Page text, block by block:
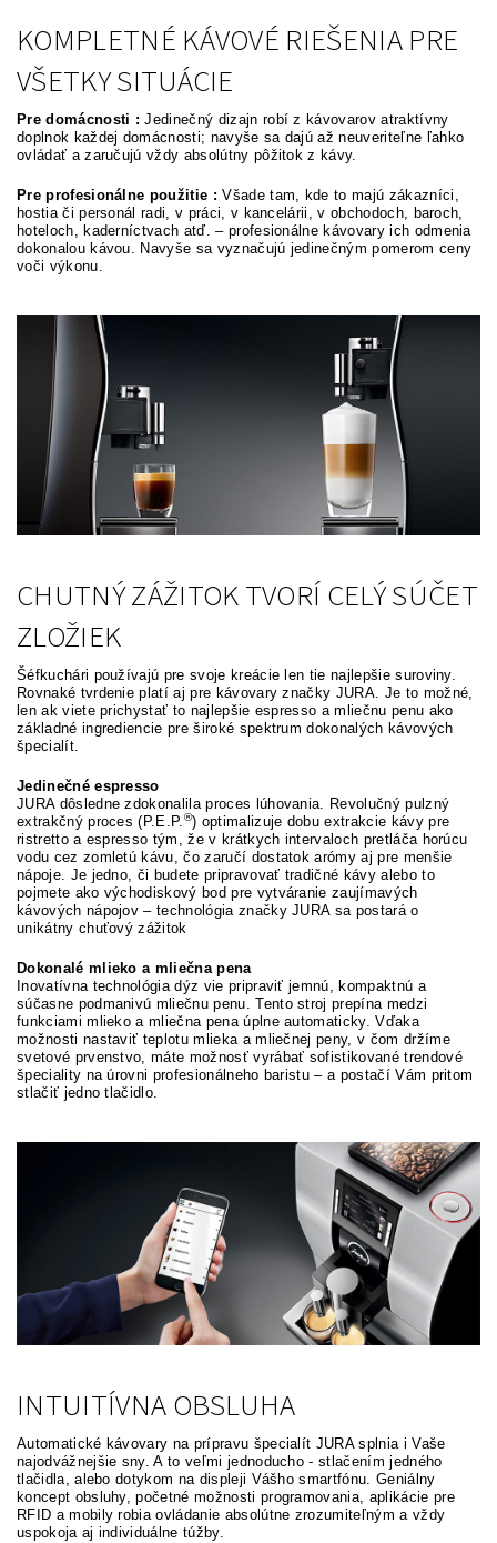
KOMPLETNÉ KÁVOVÉ RIEŠENIA PRE
VŠETKY SITUÁCIE
Pre domácnosti : Jedinečný dizajn robí z kávovarov atraktívny
doplnok každej domácnosti; navyše sa dajú až neuveriteľne ľahko
ovládať a zaručujú vždy absolútny pôžitok z kávy.
Pre profesionálne použitie : Všade tam, kde to majú zákazníci,
hostia či personál radi, v práci, v kancelárii, v obchodoch, baroch,
hoteloch, kaderníctvach atď. – profesionálne kávovary ich odmenia
dokonalou kávou. Navyše sa vyznačujú jedinečným pomerom ceny
voči výkonu.
CHUTNÝ ZÁŽITOK TVORÍ CELÝ SÚČET
ZLOŽIEK
Šéfkuchári používajú pre svoje kreácie len tie najlepšie suroviny.
Rovnaké tvrdenie platí aj pre kávovary značky JURA. Je to možné,
len ak viete prichystať to najlepšie espresso a mliečnu penu ako
základné ingrediencie pre široké spektrum dokonalých kávových
špecialít.
Jedinečné espresso
JURA dôsledne zdokonalila proces lúhovania. Revolučný pulzný
extrakčný proces (P.E.P. ®) optimalizuje dobu extrakcie kávy pre
ristretto a espresso tým, že v krátkych intervaloch pretláča horúcu
vodu cez zomletú kávu, čo zaručí dostatok arómy aj pre menšie
nápoje. Je jedno, či budete pripravovať tradičné kávy alebo to
pojmete ako východiskový bod pre vytváranie zaujímavých
kávových nápojov – technológia značky JURA sa postará o
unikátny chuťový zážitok
Dokonalé mlieko a mliečna pena
Inovatívna technológia dýz vie pripraviť jemnú, kompaktnú a
súčasne podmanivú mliečnu penu. Tento stroj prepína medzi
funkciami mlieko a mliečna pena úplne automaticky. Vďaka
možnosti nastaviť teplotu mlieka a mliečnej peny, v čom držíme
svetové prvenstvo, máte možnosť vyrábať sofistikované trendové
špeciality na úrovni profesionálneho baristu – a postačí Vám pritom
stlačiť jedno tlačidlo.
INTUITÍVNA OBSLUHA
Automatické kávovary na prípravu špecialít JURA splnia i Vaše
najodvážnejšie sny. A to veľmi jednoducho - stlačením jedného
tlačidla, alebo dotykom na displeji Vášho smartfónu. Geniálny
koncept obsluhy, početné možnosti programovania, aplikácie pre
RFID a mobily robia ovládanie absolútne zrozumiteľným a vždy
uspokoja aj individuálne túžby.